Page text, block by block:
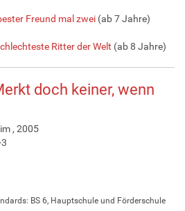
Freund mal zwei (ab 7 Jahre)
Ritter der Welt (ab 8 Jahre)
doch keiner, wenn
, 2005
BS 6, Hauptschule und Förderschule